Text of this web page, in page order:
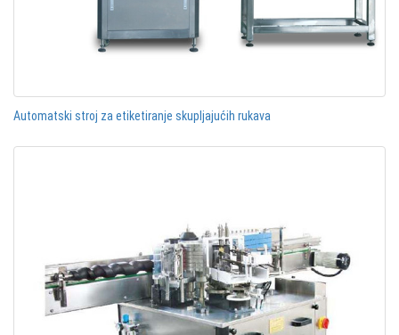
Automatski stroj za etiketiranje skupljajućih rukava